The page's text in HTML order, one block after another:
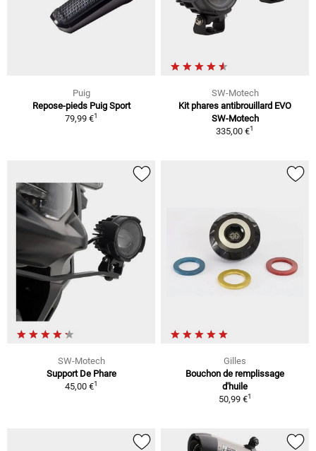
Puig
Repose-pieds Puig Sport
79,99 €1
SW-Motech
Kit phares antibrouillard EVO
SW-Motech
335,00 €1
SW-Motech
Support De Phare
45,00 €1
Gilles
Bouchon de remplissage
d'huile
50,99 €1